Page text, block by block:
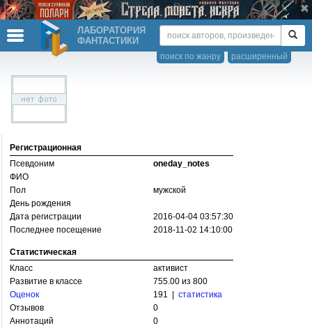
ЛАБОРАТОРИЯ
ФАНТАСТИКИ
расширенный
поиск по жанру
Регистрационная
Псевдоним
oneday_notes
ФИО
Пол
мужской
День рождения
Дата регистрации
2016-04-04 03:57:30
Последнее посещение
2018-11-02 14:10:00
Статистическая
Класс
активист
Развитие в классе
755.00 из 800
Оценок
191 | статистика
Отзывов
0
Аннотаций
0